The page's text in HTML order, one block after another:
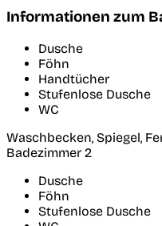
Informationen zum
Dusche
Föhn
Handtücher
Stufenlose Dusche
WC
Waschbecken, Spiegel,
Badezimmer 2
Dusche
Föhn
Stufenlose Dusche